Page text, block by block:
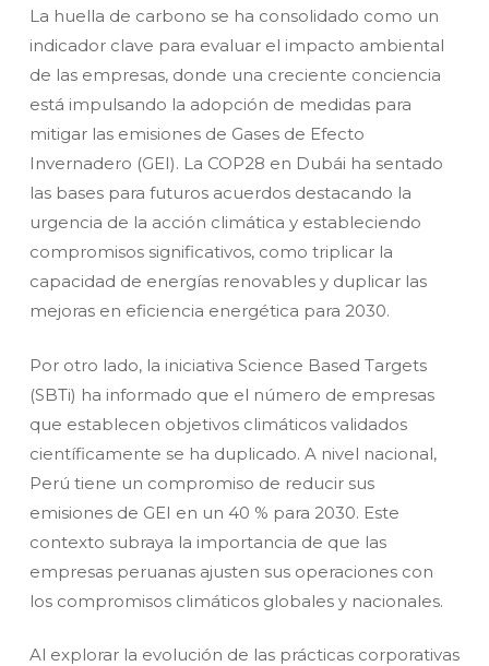
La huella de carbono se ha consolidado como un
indicador clave para evaluar el impacto ambiental
de las empresas, donde una creciente conciencia
está impulsando la adopción de medidas para
mitigar las emisiones de Gases de Efecto
Invernadero (GEI). La COP28 en Dubái ha sentado
las bases para futuros acuerdos destacando la
urgencia de la acción climática y estableciendo
compromisos significativos, como triplicar la
capacidad de energías renovables y duplicar las
mejoras en eficiencia energética para 2030.
Por otro lado, la iniciativa Science Based Targets
(SBTi) ha informado que el número de empresas
que establecen objetivos climáticos validados
científicamente se ha duplicado. A nivel nacional,
Perú tiene un compromiso de reducir sus
emisiones de GEI en un 40 % para 2030. Este
contexto subraya la importancia de que las
empresas peruanas ajusten sus operaciones con
los compromisos climáticos globales y nacionales.
Al explorar la evolución de las prácticas corporativas